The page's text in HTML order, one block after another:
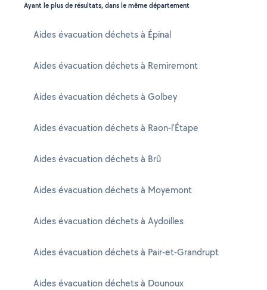
Ayant le plus de résultats, dans le même département
Aides évacuation déchets à Épinal
Aides évacuation déchets à Remiremont
Aides évacuation déchets à Golbey
Aides évacuation déchets à Raon-l'Étape
Aides évacuation déchets à Brû
Aides évacuation déchets à Moyemont
Aides évacuation déchets à Aydoilles
Aides évacuation déchets à Pair-et-Grandrupt
Aides évacuation déchets à Dounoux